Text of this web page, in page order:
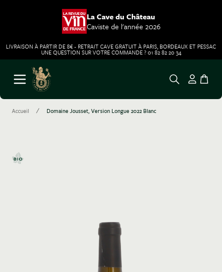
La Cave du Château
Caviste de l'année 2026
LIVRAISON À PARTIR DE 8€ - RETRAIT CAVE GRATUIT À PARIS, BORDEAUX ET PESSAC
UNE QUESTION SUR VOTRE COMMANDE ? 01 82 82 20 34
Aller au contenu
Ouvrir le menu
Accueil / Domaine Jousset, Version Longue 2022 Blanc